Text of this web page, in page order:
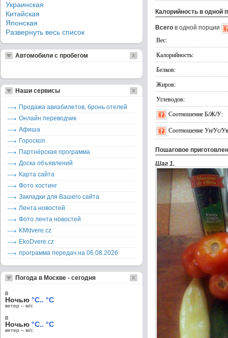
Калорийность в одной
Всего в одной порции
Вес:
Калорийность:
Белков:
Жиров:
Углеводов:
Соотношение Б/Ж/У:
Соотношение Ун/Ус/
Пошаговое
Шаг 1.
Украинская
Китайская
Японская
Развернуть весь список
Автомобили с пробегом
Наши сервисы
Продажа авиабилетов, бронь отелей
Онлайн переводчик
Афиша
Гороскоп
Партнёрская программа
Доска объявлений
Карта сайта
Фото хостинг
Закладки для Вашего сайта
Лента новостей
Фото лента новостей
KMdvere.cz
EkoDvere.cz
программа передач на 06.08.2026
Погода в Москве - сегодня
в
Ночью °C.. °C
ветер – м/c
в
Ночью °C.. °C
ветер – м/c